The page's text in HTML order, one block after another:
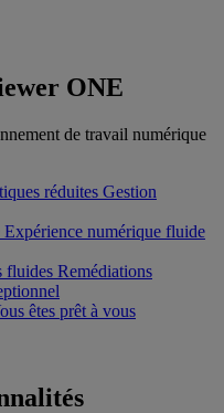
ONE
de travail numérique
réduites Gestion
Expérience numérique fluide
fluides Remédiations
êtes prêt à vous